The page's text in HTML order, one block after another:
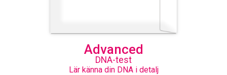
Advanced
DNA-test
Lär känna din DNA i detalj